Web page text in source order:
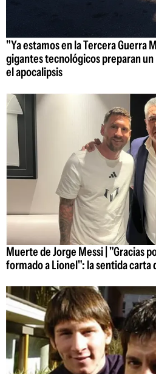
"Ya estamos en la Tercera Guerra
gigantes tecnológicos preparan
el apocalipsis
Muerte de Jorge Messi | "Gracias
formado a Lionel": la sentida carta